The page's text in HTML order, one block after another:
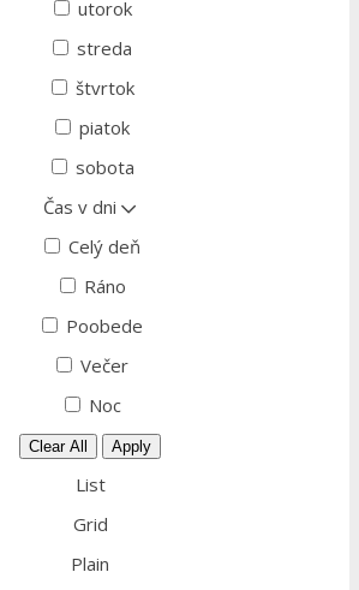
utorok
streda
štvrtok
piatok
sobota
Čas v dni
Celý deň
Ráno
Poobede
Večer
Noc
Clear All Apply
List
Grid
Plain